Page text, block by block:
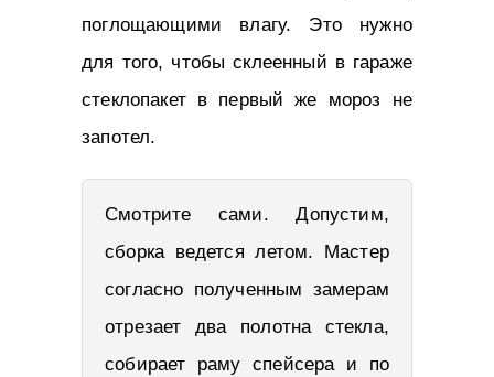
поглощающими влагу. Это нужно
для того, чтобы склеенный в гараже
стеклопакет в первый же мороз не
запотел.
Смотрите сами. Допустим,
сборка ведется летом. Мастер
согласно полученным замерам
отрезает два полотна стекла,
собирает раму спейсера и по